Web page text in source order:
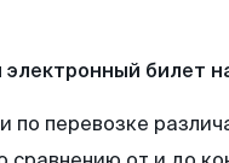
билет
по перевозке